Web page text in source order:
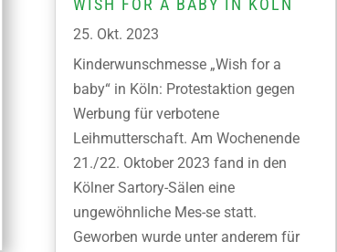
WISH FOR A BABY IN KÖLN
25. Okt. 2023
Kinderwunschmesse „Wish for a
baby“ in Köln: Protestaktion gegen
Werbung für verbotene
Leihmutterschaft. Am Wochenende
21./22. Oktober 2023 fand in den
Kölner Sartory-Sälen eine
ungewöhnliche Mes-se statt.
Geworben wurde unter anderem für